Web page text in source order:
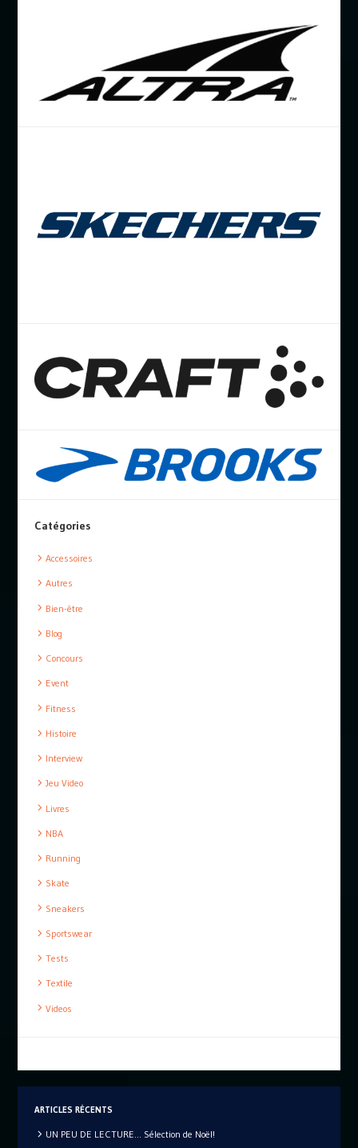
Catégories
Accessoires
Autres
Bien-être
Blog
Concours
Event
Fitness
Histoire
Interview
Jeu Video
Livres
NBA
Running
Skate
Sneakers
Sportswear
Tests
Textile
Videos
ARTICLES RÉCENTS
UN PEU DE LECTURE… Sélection de Noël!